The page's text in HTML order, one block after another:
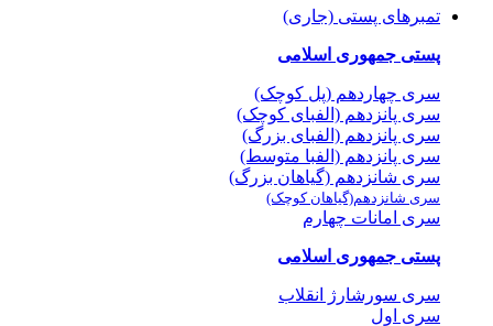
تمبرهای پستی (جاری)
پستی جمهوری اسلامی
سری چهاردهم (پل کوچک)
سری پانزدهم (الفبای کوچک)
سری پانزدهم (الفبای بزرگ)
سری پانزدهم (الفبا متوسط)
سری شانزدهم (گیاهان بزرگ)
سری شانزدهم(گیاهان کوچک)
سری امانات چهارم
پستی جمهوری اسلامی
سری سورشارژ انقلاب
سری اول